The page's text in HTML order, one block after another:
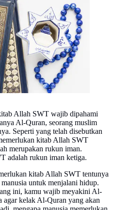
Copyright by Freepik)
Allah SWT wajib dipahami
Al-Quran, seorang muslim
Seperti yang telah disebutkan
kitab Allah SWT
merupakan rukun iman.
adalah rukun iman ketiga.
kitab Allah SWT tentunya
untuk menjalani hidup.
ini, kamu wajib meyakini Al-
agar kelak Al-Quran yang akan